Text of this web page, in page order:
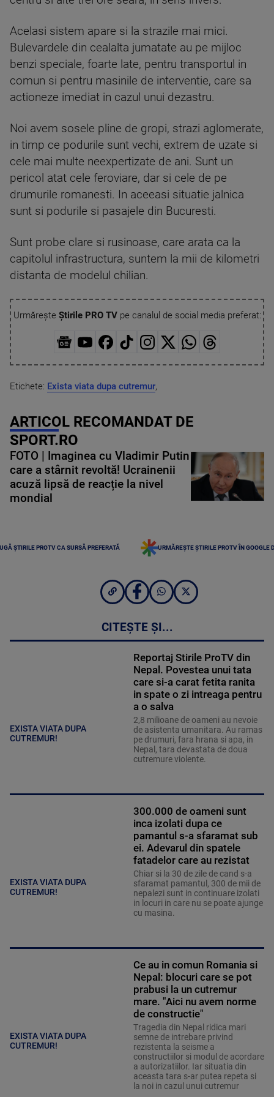
Acelasi sistem apare si la strazile mai mici.
Bulevardele din cealalta jumatate au pe mijloc
benzi speciale, foarte late, pentru transportul in
comun si pentru masinile de interventie, care sa
actioneze imediat in cazul unui dezastru.
Noi avem sosele pline de gropi, strazi aglomerate,
in timp ce podurile sunt vechi, extrem de uzate si
cele mai multe neexpertizate de ani. Sunt un
pericol atat cele feroviare, dar si cele de pe
drumurile romanesti. In aceeasi situatie jalnica
sunt si podurile si pasajele din Bucuresti.
Sunt probe clare si rusinoase, care arata ca la
capitolul infrastructura, suntem la mii de kilometri
distanta de modelul chilian.
Urmărește Știrile PRO TVpe canalul de social media preferat:
Etichete: Exista viata dupa cutremur,
ARTICOL RECOMANDAT DE
SPORT.RO
FOTO | Imaginea cu Vladimir Putin
care a stârnit revoltă! Ucrainenii
acuză lipsă de reacție la nivel
mondial
ȘTIRILE PROTV CA SURSĂ PREFERATĂ URMĂREȘTE ȘTIRILE PROTV ÎN GOOGLE
CITEȘTE ȘI...
EXISTA VIATA DUPA
CUTREMUR!
Reportaj Stirile ProTV din
Nepal. Povestea unui tata
care si-a carat fetita ranita
in spate o zi intreaga pentru
a o salva
2,8 milioane de oameni au nevoie
de asistenta umanitara. Au ramas
pe drumuri, fara hrana si apa, in
Nepal, tara devastata de doua
cutremure violente.
EXISTA VIATA DUPA
CUTREMUR!
300.000 de oameni sunt
inca izolati dupa ce
pamantul s-a sfaramat sub
ei. Adevarul din spatele
fatadelor care au rezistat
Chiar si la 30 de zile de cand s-a
sfaramat pamantul, 300 de mii de
nepalezi sunt in continuare izolati
in locuri in care nu se poate ajunge
cu masina.
EXISTA VIATA DUPA
CUTREMUR!
Ce au in comun Romania si
Nepal: blocuri care se pot
prabusi la un cutremur
mare. "Aici nu avem norme
de constructie"
Tragedia din Nepal ridica mari
semne de intrebare privind
rezistenta la seisme a
constructiilor si modul de acordare
a autorizatiilor. Iar situatia din
aceasta tara s-ar putea repeta si
la noi in cazul unui cutremur